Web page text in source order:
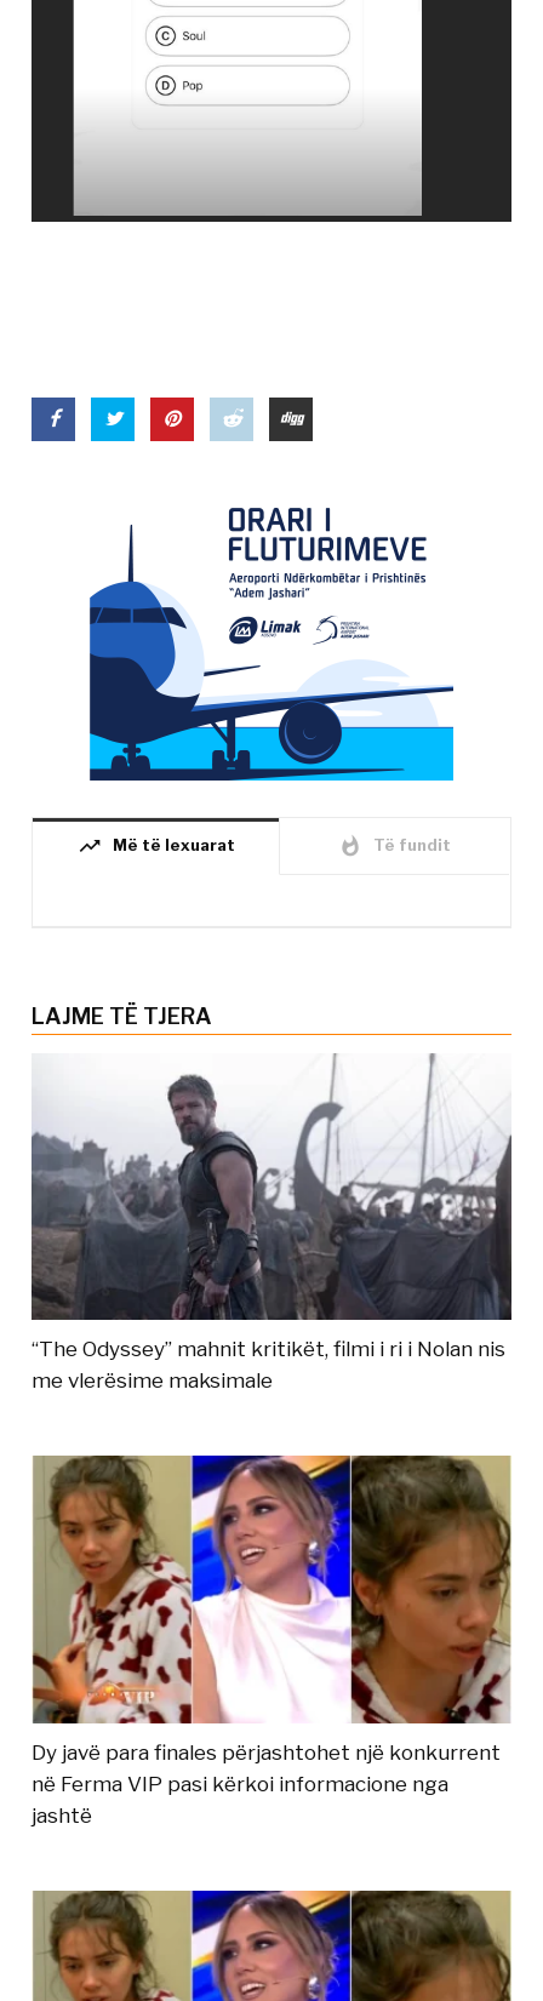
trending_up Më të lexuarat whatshot Të fundit
LAJME TË TJERA
“The Odyssey” mahnit kritikët, filmi i ri i Nolan nis
me vlerësime maksimale
Dy javë para finales përjashtohet një konkurrent
në Ferma VIP pasi kërkoi informacione nga
jashtë